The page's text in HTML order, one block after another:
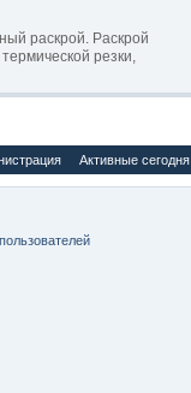
раскрой. Раскрой
резки,
Активные сегодня